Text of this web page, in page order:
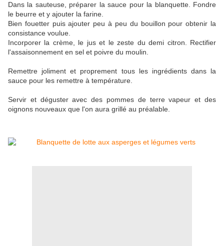
Dans la sauteuse, préparer la sauce pour la blanquette. Fondre
le beurre et y ajouter la farine.
Bien fouetter puis ajouter peu à peu du bouillon pour obtenir la
consistance voulue.
Incorporer la crème, le jus et le zeste du demi citron. Rectifier
l'assaisonnement en sel et poivre du moulin.
Remettre joliment et proprement tous les ingrédients dans la
sauce pour les remettre à température.
Servir et déguster avec des pommes de terre vapeur et des
oignons nouveaux que l'on aura grillé au préalable.